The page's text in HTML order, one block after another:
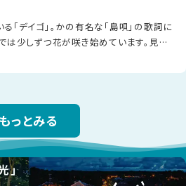
「デイゴ」。かの有名な「島唄」の歌詞に
は少しずつ花が咲き始めています。見頃
もっとみる